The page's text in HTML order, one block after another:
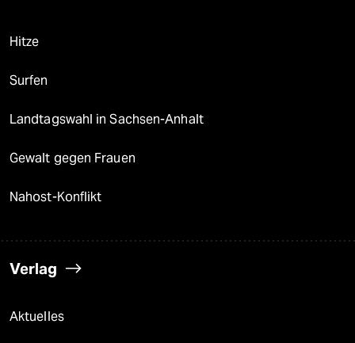
Hitze
Surfen
Landtagswahl in Sachsen-Anhalt
Gewalt gegen Frauen
Nahost-Konflikt
Verlag
Aktuelles